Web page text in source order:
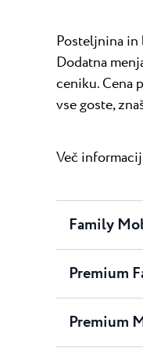
Posteljnina in
Dodatna
ceniku. Cena
vse goste,
Več
Family
Premium
Premium